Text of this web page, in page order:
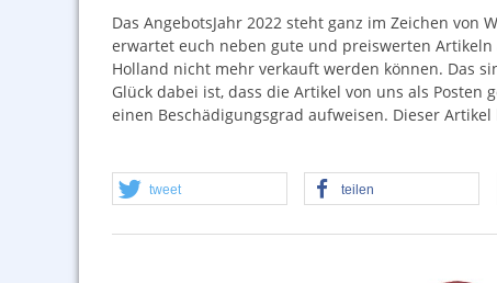
Das AngebotsJahr 2022 steht ganz im Zeichen von
erwartet euch neben gute und preiswerten
Holland nicht mehr verkauft werden können. Das
Glück dabei ist, dass die Artikel von uns als
einen Beschädigungsgrad aufweisen. Dieser
tweet teilen